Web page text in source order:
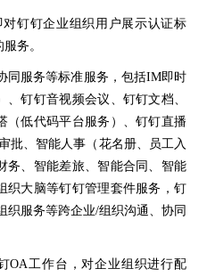
钉钉企业组织用户展示认证标
务。
同服务等标准服务，包括IM即时
钉钉音视频会议、钉钉文档、
（低代码平台服务）、钉钉直播
批、智能人事（花名册、员工入
务、智能差旅、智能合同、智能
织大脑等钉钉管理套件服务，钉
织服务等跨企业/组织沟通、协同
OA工作台，对企业组织进行配